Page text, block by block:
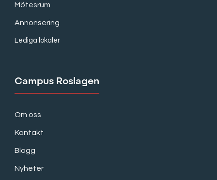
Mötesrum
Annonsering
Lediga lokaler
Campus Roslagen
Om oss
Kontakt
Blogg
Nyheter